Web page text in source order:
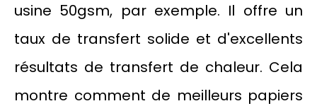
usine 50gsm, par exemple. Il offre un
taux de transfert solide et d'excellents
résultats de transfert de chaleur. Cela
montre comment de meilleurs papiers